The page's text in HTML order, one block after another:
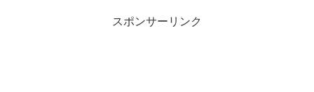
スポンサーリンク